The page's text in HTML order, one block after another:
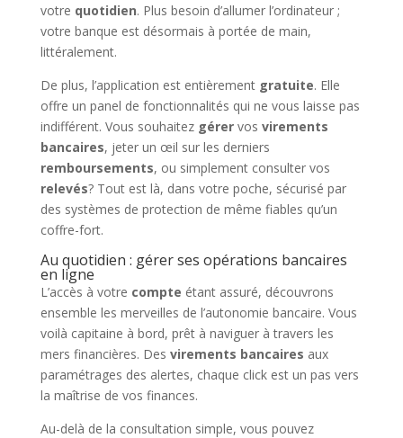
votre quotidien. Plus besoin d’allumer l’ordinateur ;
votre banque est désormais à portée de main,
littéralement.
De plus, l’application est entièrement gratuite. Elle
offre un panel de fonctionnalités qui ne vous laisse pas
indifférent. Vous souhaitez gérervos virements
bancaires, jeter un œil sur les derniers
remboursements, ou simplement consulter vos
relevés? Tout est là, dans votre poche, sécurisé par
des systèmes de protection de même fiables qu’un
coffre-fort.
Au quotidien : gérer ses opérations bancaires
en ligne
L’accès à votre compte étant assuré, découvrons
ensemble les merveilles de l’autonomie bancaire. Vous
voilà capitaine à bord, prêt à naviguer à travers les
mers financières. Des virements bancaires aux
paramétrages des alertes, chaque click est un pas vers
la maîtrise de vos finances.
Au-delà de la consultation simple, vous pouvez